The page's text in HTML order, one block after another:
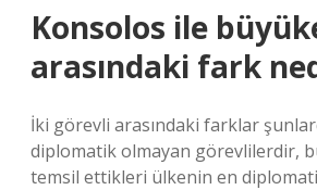
Konsolos ile
arasındaki fark
İki görevli arasındaki farklar
diplomatik olmayan görevlilerdir,
temsil ettikleri ülkenin en